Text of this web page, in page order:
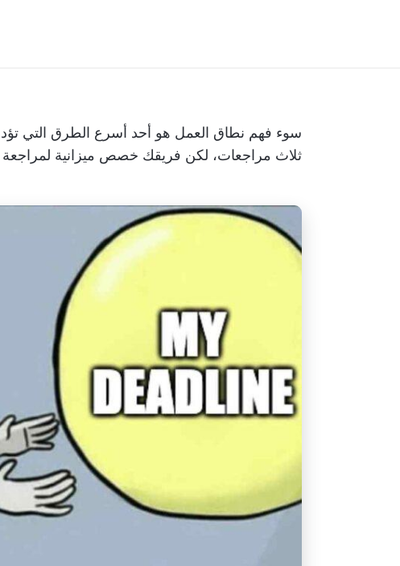
سوء فهم نطاق العمل هو أحد أسرع الطرق التي
ثلاث مراجعات، لكن فريقك خصص ميزانية لمراجعة